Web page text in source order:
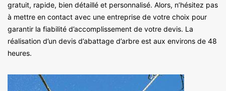
gratuit, rapide, bien détaillé et personnalisé. Alors, n’hésitez pas
à mettre en contact avec une entreprise de votre choix pour
garantir la fiabilité d’accomplissement de votre devis. La
réalisation d’un devis d’abattage d’arbre est aux environs de 48
heures.